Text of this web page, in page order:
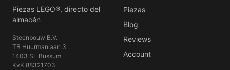
Piezas LEGO®, directo del
almacén
Steenbouw B.V.
TB Huurmanlaan 3
1403 SL Bussum
KvK 88321703
Piezas
Blog
Reviews
Account